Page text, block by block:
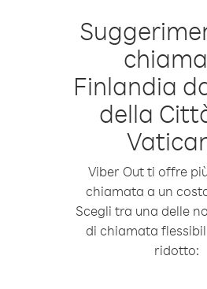
Finlandia
della
Viber Out ti offre
chiamata a un
Scegli tra una delle
di chiamata
ridotto: